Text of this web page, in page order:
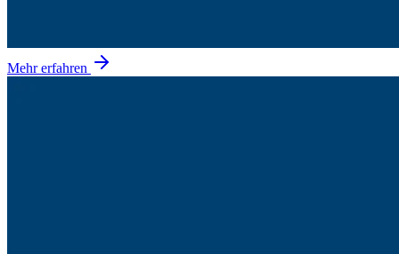
Mehr erfahren